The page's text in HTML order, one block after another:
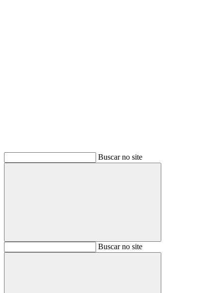
Buscar no site
BuscarBuscar no site